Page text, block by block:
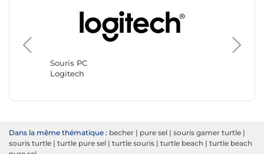
Souris PC
Logitech
Souris
Razer
Dans la même thématique : becher | pure sel | souris gamer turtle |
souris turtle | turtle pure sel | turtle souris | turtle beach | turtle beach